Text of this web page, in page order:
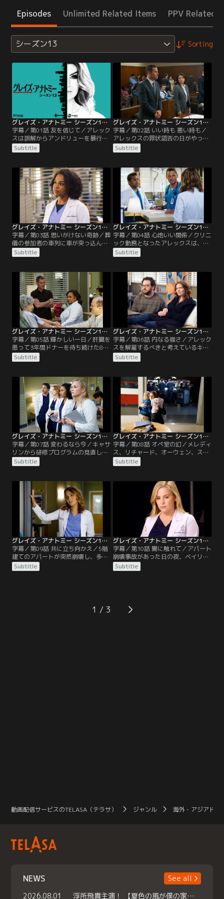
Episodes Unlimited Related Items PPV Related
シーズン13 Sorting
グレイズ・アナトミー シーズン13 第01話／字幕
字幕／第01話 友を信じて／アレック
スは誤解からアンドリューを暴行。
その後、重傷を負ったアンドリュー
を自ら病院へ搬送するが、自分が暴
加わる。一方、アメリアとオーウェ
ンの結婚式に参加していたメレディ
スは、ジョーに呼び出されて家を訪
ねる。室内の痕跡から何があったか
を察したメレディスは…。
Subtitle
グレイズ・アナトミー シーズン13 第02話／字幕
字幕／第02話 いい時も 悪い時も／
アレックスの罪状認否の日がやって
来る。執行猶予付きの軽犯罪で済む
と思われていたが、結果は第二級重
に。本人はもちろん、メレディス、
ベイリーらも衝撃を受ける。一方、
以前アレックスが腎臓移植を担当し
た少年ザックが腹痛を訴えて来院。
虫垂炎の疑いがあり薬で様子を見る
ことにするが…。
Subtitle
グレイズ・アナトミー シーズン13 第03話／字幕
字幕／第03話 思いがけない奇跡／葬
儀の参加者の車列に車が突っ込んで
玉突き事故になり、大勢がERに搬送
されてくる。事故を起こしたのは、
訃報を聞き10年ぶりに帰ってきた妊
婦カーラ。ドラッグに溺れていた過
去があり、親戚中から嫌われている
彼女だったが、母親のジョージアだ
けは娘が帰ってきたと喜ぶ。
Subtitle
グレイズ・アナトミー シーズン13 第04話／字幕
字幕／第04話 心地いい関係／クリニ
ック勤務となったアレックスは、屈
辱の日々に耐えていた。彼に指示を
出す男性看護師ティミールは、押し
最優先で、アレックスが弁護士との
打ち合わせに出掛けたいと申し出て
も許可しない。そんな中、女子大学
生エマの診察を任されることにな
る。一方、メレディスとオーウェ
ン、ネイサンは…。
Subtitle
グレイズ・アナトミー シーズン13 第05話／字幕
字幕／第05話 輝かしい一日／肝臓を
患って3年間ドナーを待ち続けた80
歳近い患者ジューンが、ついに移植
手術を受けられることになり、朝か
熱中症で搬送された若い女性患者チ
ェルシーが急性肝不全となり、肝臓
移植が必要に。チェルシーを担当し
たメレディスやリチャードはベイリ
ーに打診をする。
Subtitle
グレイズ・アナトミー シーズン13 第06話／字幕
字幕／第06話 内なる強さ／アレック
スを解雇するべきと考えているキャ
サリンは、ベイリーに彼の処遇につ
いて対応を迫る。そんな中、公判の
クスは、手に気になる湿疹のある妊
娠中の女性ヴェロニカに出会う。ク
リニックで詳しく診察をすると、彼
女は膵臓がんで、治療をしても余命
は1年足らずと判明する。
Subtitle
グレイズ・アナトミー シーズン13 第07話／字幕
字幕／第07話 変わるなら今／キャサ
リンから研修プログラムの見直しを
指示されたベイリーは、教育コンサ
ルタントとして有名な外科医イライ
修医を一室に集め、アテンディング
に対する評価を聞き出す。指導医と
して問題のある医師を解雇するつも
りかとアテンディングたちは戦々
恐々。一方、研修プログラムの責任
者であるリチャードは…。
Subtitle
グレイズ・アナトミー シーズン13 第08話／字幕
字幕／第08話 オペ室の幻／メレディ
ス、リチャード、オーウェン、ステ
ファニーは、車の衝突事故で重傷を
負った身元不明の男性患者のオペを
があり出血がひどく、さらにリチャ
ード以外の3人は長時間勤務のあと
だったため、疲労困憊だった。オペ
が長時間になる中、リチャードは身
元不明の患者を誰かに見立てるゲー
ムをしようと提案。
Subtitle
グレイズ・アナトミー シーズン13 第09話／字幕
字幕／第09話 共に立ち向かえ／5階
建てのアパートが突然崩壊し、多数
のけが人が病院に搬送されてくる。
ベイリーは患者の顔写真を撮って家
響で建物の基礎が傷んでいたにもか
かわらず、資金を工面できずに放置
Subtitle
グレイズ・アナトミー シーズン13 第10話／字幕
字幕／第10話 闇に触れて／アパート
崩壊事故があった日の夜、ベイリー
とアリゾナ、ジョーは、凶悪犯罪者
用の刑務所に収監されている受刑
リステンは彼女に敵意をむき出しに
し、ベイリーたちの目の前でいきな
Subtitle
1
動画配信サービスのTELASA（テラサ） ジャンル 海外・アジアドラ
NEWS
See all
2026.08.01
浮所飛貴主演！ 【夏色の風が僕の家にやってきた】 本日よりテラサで独占配信スタート！